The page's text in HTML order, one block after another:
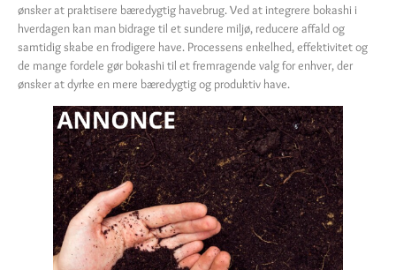
ønsker at praktisere bæredygtig havebrug. Ved at integrere bokashi i
hverdagen kan man bidrage til et sundere miljø, reducere affald og
samtidig skabe en frodigere have. Processens enkelhed, effektivitet og
de mange fordele gør bokashi til et fremragende valg for enhver, der
ønsker at dyrke en mere bæredygtig og produktiv have.